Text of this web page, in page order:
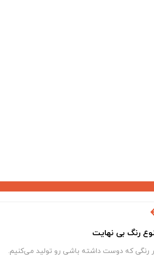
رنگ بی نهایت
رنگی که دوست داشته باشی رو تولید می‌کنیم.